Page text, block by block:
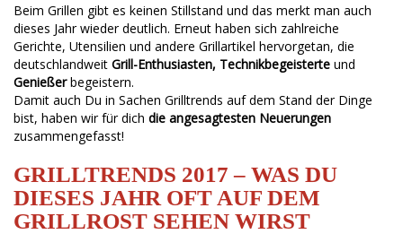
Beim Grillen gibt es keinen Stillstand und das merkt man auch
dieses Jahr wieder deutlich. Erneut haben sich zahlreiche
Gerichte, Utensilien und andere Grillartikel hervorgetan, die
deutschlandweit Grill-Enthusiasten, Technikbegeisterte und
Genießerbegeistern.
Damit auch Du in Sachen Grilltrends auf dem Stand der Dinge
bist, haben wir für dich die angesagtesten Neuerungen
zusammengefasst!
GRILLTRENDS 2017 – WAS DU
DIESES JAHR OFT AUF DEM
GRILLROST SEHEN WIRST